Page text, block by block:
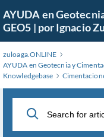
to
Content
AYUDA en
GEO5 | por Ignacio
zuloaga.ONLINE
AYUDA en Geotecnia y
Knowledgebase